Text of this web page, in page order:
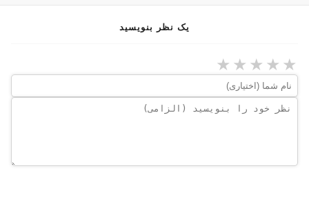
یک نظر بنویسید
★ ★ ★ ★ ★